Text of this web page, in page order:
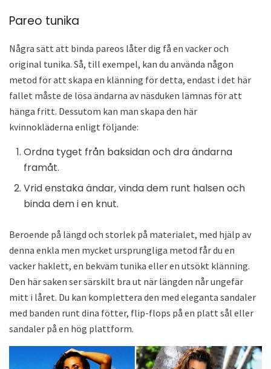
Pareo tunika
Några sätt att binda pareos låter dig få en vacker och
original tunika. Så, till exempel, kan du använda någon
metod för att skapa en klänning för detta, endast i det här
fallet måste de lösa ändarna av näsduken lämnas för att
hänga fritt. Dessutom kan man skapa den här
kvinnokläderna enligt följande:
Ordna tyget från baksidan och dra ändarna
framåt.
Vrid enstaka ändar, vinda dem runt halsen och
binda dem i en knut.
Beroende på längd och storlek på materialet, med hjälp av
denna enkla men mycket ursprungliga metod får du en
vacker haklett, en bekväm tunika eller en utsökt klänning.
Den här saken ser särskilt bra ut när längden når ungefär
mitt i låret. Du kan komplettera den med eleganta sandaler
med banden runt dina fötter, flip-flops på en platt sål eller
sandaler på en hög plattform.